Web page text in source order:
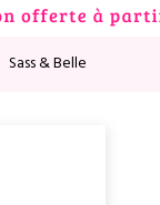
Sass & Belle